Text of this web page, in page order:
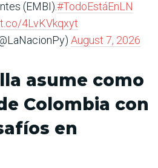
(EMBI).#TodoEstáEnLN
4LvKVkqxyt
August 7, 2026
asume como
Colombia con
en